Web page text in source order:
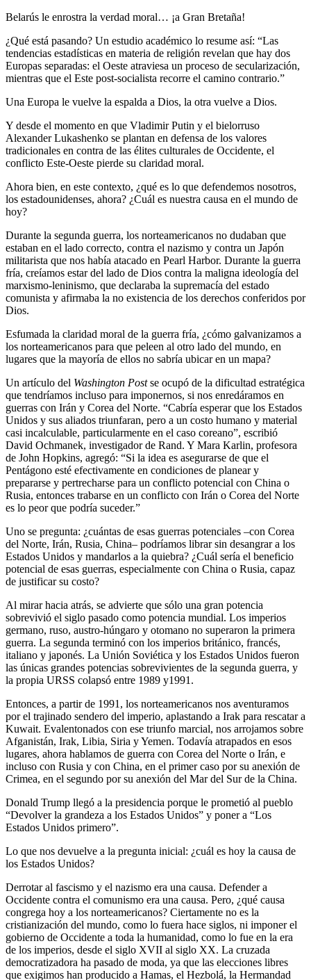
Belarús le enrostra la verdad moral… ¡a Gran Bretaña!
¿Qué está pasando? Un estudio académico lo resume así: “Las
tendencias estadísticas en materia de religión revelan que hay dos
Europas separadas: el Oeste atraviesa un proceso de secularización,
mientras que el Este post-socialista recorre el camino contrario.”
Una Europa le vuelve la espalda a Dios, la otra vuelve a Dios.
Y desde el momento en que Vladimir Putin y el bielorruso
Alexander Lukashenko se plantan en defensa de los valores
tradicionales en contra de las élites culturales de Occidente, el
conflicto Este-Oeste pierde su claridad moral.
Ahora bien, en este contexto, ¿qué es lo que defendemos nosotros,
los estadounidenses, ahora? ¿Cuál es nuestra causa en el mundo de
hoy?
Durante la segunda guerra, los norteamericanos no dudaban que
estaban en el lado correcto, contra el nazismo y contra un Japón
militarista que nos había atacado en Pearl Harbor. Durante la guerra
fría, creíamos estar del lado de Dios contra la maligna ideología del
marxismo-leninismo, que declaraba la supremacía del estado
comunista y afirmaba la no existencia de los derechos conferidos por
Dios.
Esfumada la claridad moral de la guerra fría, ¿cómo galvanizamos a
los norteamericanos para que peleen al otro lado del mundo, en
lugares que la mayoría de ellos no sabría ubicar en un mapa?
Un artículo del Washington Postse ocupó de la dificultad estratégica
que tendríamos incluso para imponernos, si nos enredáramos en
guerras con Irán y Corea del Norte. “Cabría esperar que los Estados
Unidos y sus aliados triunfaran, pero a un costo humano y material
casi incalculable, particularmente en el caso coreano”, escribió
David Ochmanek, investigador de Rand. Y Mara Karlin, profesora
de John Hopkins, agregó: “Si la idea es asegurarse de que el
Pentágono esté efectivamente en condiciones de planear y
prepararse y pertrecharse para un conflicto potencial con China o
Rusia, entonces trabarse en un conflicto con Irán o Corea del Norte
es lo peor que podría suceder.”
Uno se pregunta: ¿cuántas de esas guerras potenciales –con Corea
del Norte, Irán, Rusia, China– podríamos librar sin desangrar a los
Estados Unidos y mandarlos a la quiebra? ¿Cuál sería el beneficio
potencial de esas guerras, especialmente con China o Rusia, capaz
de justificar su costo?
Al mirar hacia atrás, se advierte que sólo una gran potencia
sobrevivió el siglo pasado como potencia mundial. Los imperios
germano, ruso, austro-húngaro y otomano no superaron la primera
guerra. La segunda terminó con los imperios británico, francés,
italiano y japonés. La Unión Soviética y los Estados Unidos fueron
las únicas grandes potencias sobrevivientes de la segunda guerra, y
la propia URSS colapsó entre 1989 y1991.
Entonces, a partir de 1991, los norteamericanos nos aventuramos
por el trajinado sendero del imperio, aplastando a Irak para rescatar a
Kuwait. Evalentonados con ese triunfo marcial, nos arrojamos sobre
Afganistán, Irak, Libia, Siria y Yemen. Todavía atrapados en esos
lugares, ahora hablamos de guerra con Corea del Norte o Irán, e
incluso con Rusia y con China, en el primer caso por su anexión de
Crimea, en el segundo por su anexión del Mar del Sur de la China.
Donald Trump llegó a la presidencia porque le prometió al pueblo
“Devolver la grandeza a los Estados Unidos” y poner a “Los
Estados Unidos primero”.
Lo que nos devuelve a la pregunta inicial: ¿cuál es hoy la causa de
los Estados Unidos?
Derrotar al fascismo y el nazismo era una causa. Defender a
Occidente contra el comunismo era una causa. Pero, ¿qué causa
congrega hoy a los norteamericanos? Ciertamente no es la
cristianización del mundo, como lo fuera hace siglos, ni imponer el
gobierno de Occidente a toda la humanidad, como lo fue en la era
de los imperios, desde el siglo XVII al siglo XX. La cruzada
democratizadora ha pasado de moda, ya que las elecciones libres
que exigimos han producido a Hamas, el Hezbolá, la Hermandad